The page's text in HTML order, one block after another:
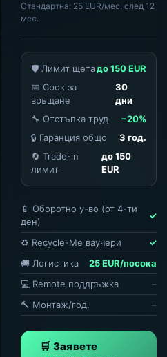
Стандартна: 25 EUR/мес. след 12
мес.
🛡️ Лимит щетадо 150 EUR
📅 Срок за
връщане
30
дни
🔧 Отстъпка труд
−20%
🔒 Гаранция общо
3 год.
🔄 Trade-in
лимит
до 150
EUR
📱 Оборотно у-во (от 4-ти
ден)
✓
♻️ Recycle-Me ваучери
✓
🚚 Логистика
25 EUR/посока
💻 Remote поддръжка
–
🔨 Монтаж/год.
–
🛒 Заявете